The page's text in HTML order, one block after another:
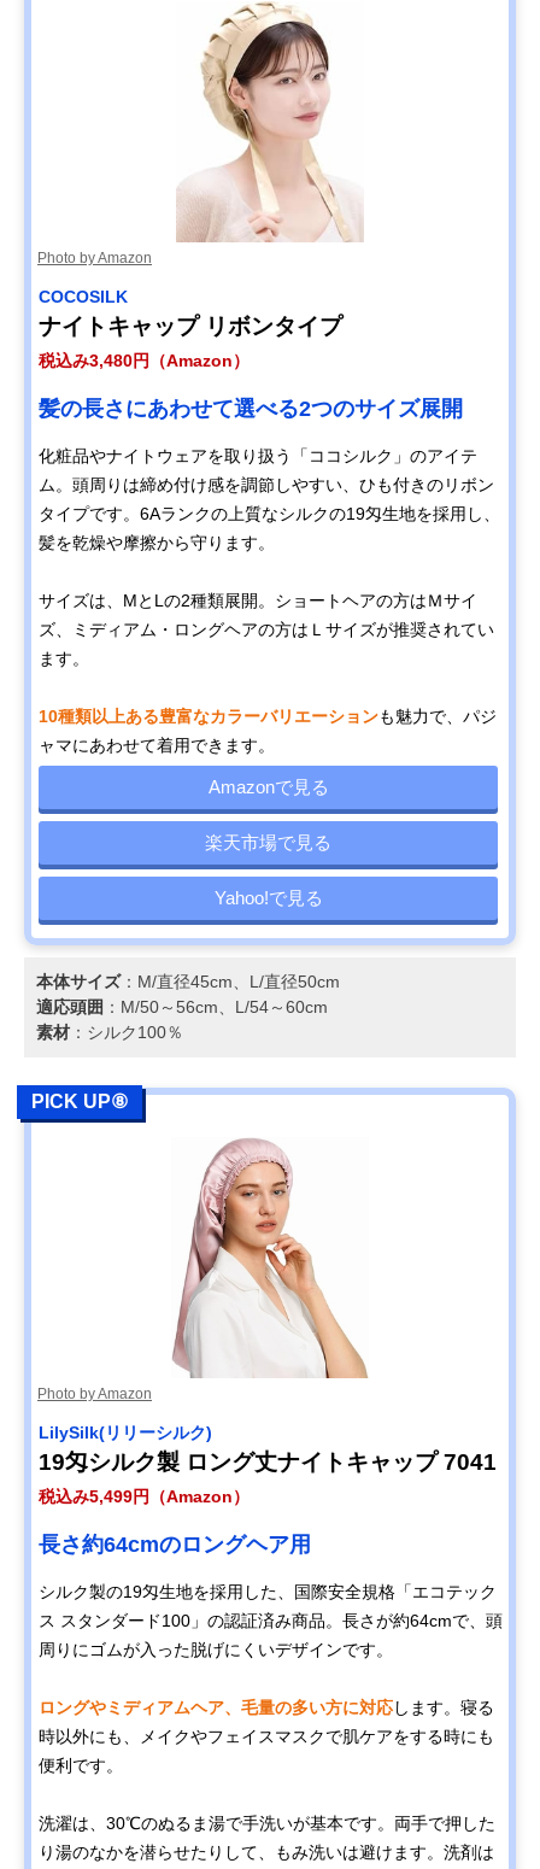
Photo by Amazon
COCOSILK
ナイトキャップ リボンタイプ
税込み3,480円（Amazon）
髪の長さにあわせて選べる2つのサイズ展開
化粧品やナイトウェアを取り扱う「ココシルク」のアイテ
ム。頭周りは締め付け感を調節しやすい、ひも付きのリボン
タイプです。6Aランクの上質なシルクの19匁生地を採用し、
髪を乾燥や摩擦から守ります。
サイズは、MとLの2種類展開。ショートヘアの方はＭサイ
ズ、ミディアム・ロングヘアの方はＬサイズが推奨されてい
ます。
10種類以上ある豊富なカラーバリエーションも魅力で、パジ
ャマにあわせて着用できます。
Amazonで見る
楽天市場で見る
Yahoo!で見る
本体サイズ：M/直径45cm、L/直径50cm
適応頭囲 ：M/50～56cm、L/54～60cm
素材 ：シルク100％
PICK UP⑧
Photo by Amazon
LilySilk(リリーシルク)
19匁シルク製 ロング丈ナイトキャップ 7041
税込み5,499円（Amazon）
長さ約64cmのロングヘア用
シルク製の19匁生地を採用した、国際安全規格「エコテック
ス スタンダード100」の認証済み商品。長さが約64cmで、頭
周りにゴムが入った脱げにくいデザインです。
ロングやミディアムヘア、毛量の多い方に対応します。寝る
時以外にも、メイクやフェイスマスクで肌ケアをする時にも
便利です。
洗濯は、30℃のぬるま湯で手洗いが基本です。両手で押した
り湯のなかを潜らせたりして、もみ洗いは避けます。洗剤は